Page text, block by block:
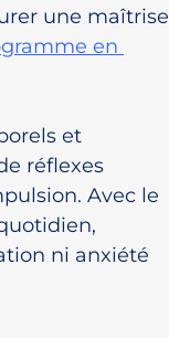
une maîtrise
en
et
réflexes
Avec le
ni anxiété